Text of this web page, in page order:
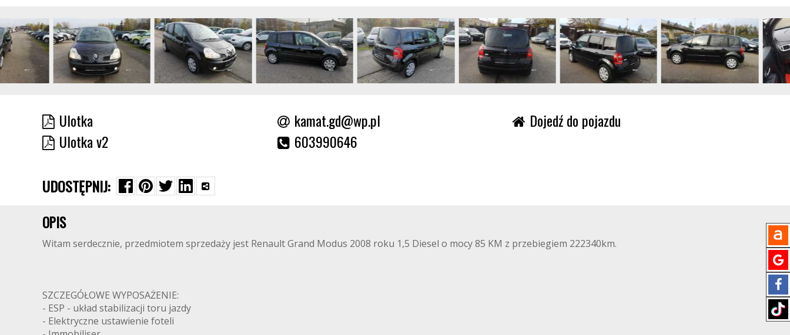
Ulotka
Ulotka v2
kamat.gd@wp.pl
603990646
Dojedź do pojazdu
UDOSTĘPNIJ:
OPIS
Witam serdecznie, przedmiotem sprzedaży jest Renault Grand Modus 2008 roku 1,5 Diesel o mocy 85 KM z przebiegiem 222340km.
SZCZEGÓŁOWE WYPOSAŻENIE:
- ESP - układ stabilizacji toru jazdy
- Elektryczne ustawienie foteli